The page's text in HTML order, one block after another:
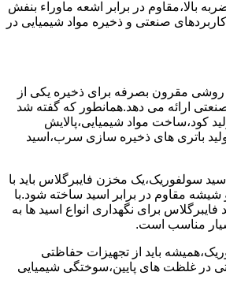
بالا،مقاوم در برابر اشعه ماوراء بنفش
صنعتی و ذخیره مواد شیمیایی در
مقرون بصرفه برای ذخیره یکی از
ارائه می دهد.همانطور که گفته شد
کود،ساخت مواد شیمیایی،پالایش
باتری های ذخیره سازی سرب،اسید
سولفوریک،یک مخزن فایبرگلاس باید با
شیشه مقاوم در برابر اسید ساخته شود.با
برای نگهداری انواع اسید ها به
مناسب است.
باید از تجهیزات حفاظتی
در غلظت های پایین،سوختگی شیمیایی